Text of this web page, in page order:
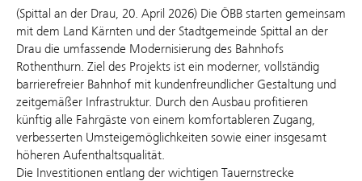
(Spittal an der Drau, 20. April 2026) Die ÖBB starten gemeinsam
mit dem Land Kärnten und der Stadtgemeinde Spittal an der
Drau die umfassende Modernisierung des Bahnhofs
Rothenthurn. Ziel des Projekts ist ein moderner, vollständig
barrierefreier Bahnhof mit kundenfreundlicher Gestaltung und
zeitgemäßer Infrastruktur. Durch den Ausbau profitieren
künftig alle Fahrgäste von einem komfortableren Zugang,
verbesserten Umsteigemöglichkeiten sowie einer insgesamt
höheren Aufenthaltsqualität.
Die Investitionen entlang der wichtigen Tauernstrecke